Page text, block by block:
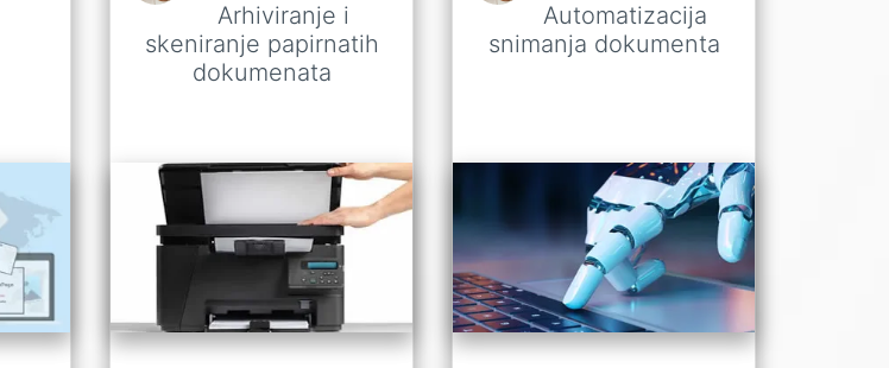
Arhiviranje i
skeniranje papirnatih
dokumenata
Automatizacija
snimanja dokumenta